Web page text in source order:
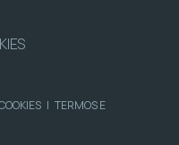
| TERMOS E